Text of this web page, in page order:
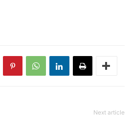
Next article